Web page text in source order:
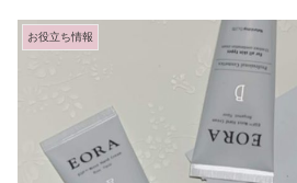
お役立ち情報